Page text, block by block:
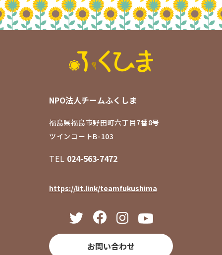
NPO法人チームふくしま
福島県福島市野田町六丁目7番8号
ツインコートB-103
TEL 024-563-7472
https://lit.link/teamfukushima
お問い合わせ